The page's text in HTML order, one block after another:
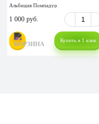
Альбиция Помпадур
1 000 руб.
Купить в 1 клик